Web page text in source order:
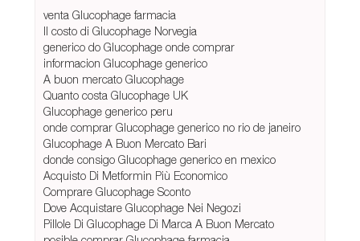
venta Glucophage farmacia
Il costo di Glucophage Norvegia
generico do Glucophage onde comprar
informacion Glucophage generico
A buon mercato Glucophage
Quanto costa Glucophage UK
Glucophage generico peru
onde comprar Glucophage generico no rio de janeiro
Glucophage A Buon Mercato Bari
donde consigo Glucophage generico en mexico
Acquisto Di Metformin Più Economico
Comprare Glucophage Sconto
Dove Acquistare Glucophage Nei Negozi
Pillole Di Glucophage Di Marca A Buon Mercato